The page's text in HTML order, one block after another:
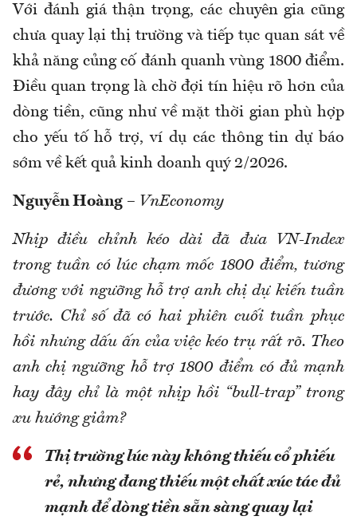
Với đánh giá thận trọng, các chuyên gia cũng
chưa quay lại thị trường và tiếp tục quan sát về
khả năng củng cố đánh quanh vùng 1800 điểm.
Điều quan trọng là chờ đợi tín hiệu rõ hơn của
dòng tiền, cũng như về mặt thời gian phù hợp
cho yếu tố hỗ trợ, ví dụ các thông tin dự báo
sớm về kết quả kinh doanh quý 2/2026.
Nguyễn Hoàng – VnEconomy
Nhịp điều chỉnh kéo dài đã đưa VN-Index
trong tuần có lúc chạm mốc 1800 điểm, tương
đương với ngưỡng hỗ trợ anh chị dự kiến tuần
trước. Chỉ số đã có hai phiên cuối tuần phục
hồi nhưng dấu ấn của việc kéo trụ rất rõ. Theo
anh chị ngưỡng hỗ trợ 1800 điểm có đủ mạnh
hay đây chỉ là một nhịp hồi “bull-trap” trong
xu hướng giảm?
Thị trường lúc này không thiếu cổ phiếu
rẻ, nhưng đang thiếu một chất xúc tác đủ
mạnh để dòng tiền sẵn sàng quay lại